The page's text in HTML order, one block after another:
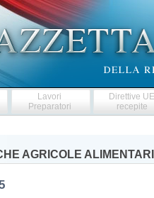
Lavori
Preparatori
Direttive
recepite
AGRICOLE